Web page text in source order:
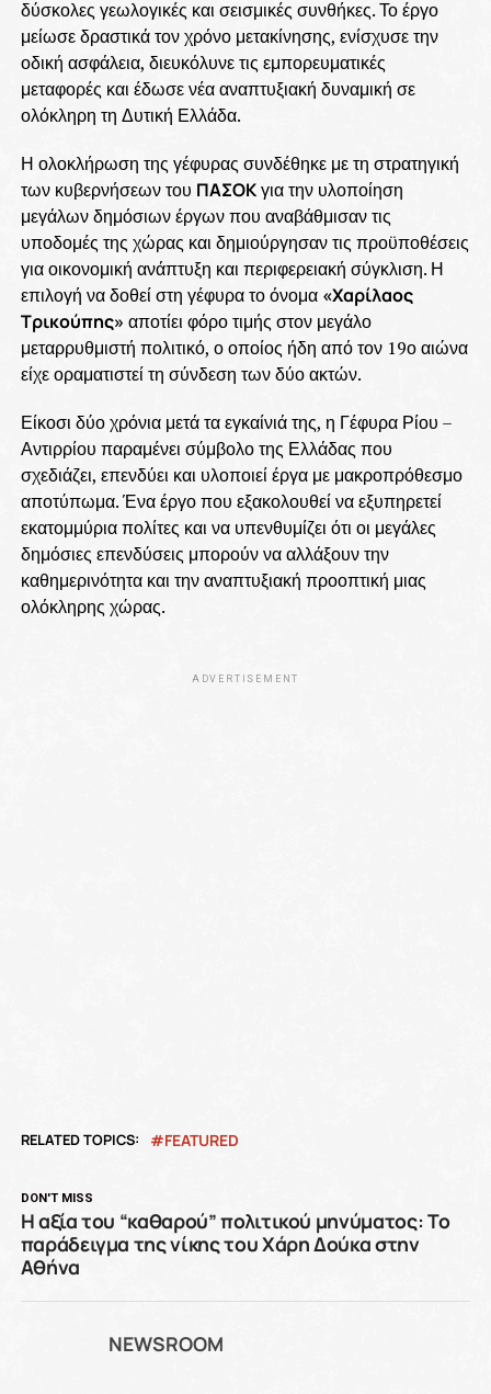
δύσκολες γεωλογικές και σεισμικές συνθήκες. Το έργο
μείωσε δραστικά τον χρόνο μετακίνησης, ενίσχυσε την
οδική ασφάλεια, διευκόλυνε τις εμπορευματικές
μεταφορές και έδωσε νέα αναπτυξιακή δυναμική σε
ολόκληρη τη Δυτική Ελλάδα.
Η ολοκλήρωση της γέφυρας συνδέθηκε με τη στρατηγική
των κυβερνήσεων του ΠΑΣΟΚγια την υλοποίηση
μεγάλων δημόσιων έργων που αναβάθμισαν τις
υποδομές της χώρας και δημιούργησαν τις προϋποθέσεις
για οικονομική ανάπτυξη και περιφερειακή σύγκλιση. Η
επιλογή να δοθεί στη γέφυρα το όνομα «Χαρίλαος
Τρικούπης» αποτίει φόρο τιμής στον μεγάλο
μεταρρυθμιστή πολιτικό, ο οποίος ήδη από τον 19ο αιώνα
είχε οραματιστεί τη σύνδεση των δύο ακτών.
Είκοσι δύο χρόνια μετά τα εγκαίνιά της, η Γέφυρα Ρίου –
Αντιρρίου παραμένει σύμβολο της Ελλάδας που
σχεδιάζει, επενδύει και υλοποιεί έργα με μακροπρόθεσμο
αποτύπωμα. Ένα έργο που εξακολουθεί να εξυπηρετεί
εκατομμύρια πολίτες και να υπενθυμίζει ότι οι μεγάλες
δημόσιες επενδύσεις μπορούν να αλλάξουν την
καθημερινότητα και την αναπτυξιακή προοπτική μιας
ολόκληρης χώρας.
ADVERTISEMENT
RELATED TOPICS: FEATURED
DON'T MISS
Η αξία του “καθαρού” πολιτικού μηνύματος: Το
παράδειγμα της νίκης του Χάρη Δούκα στην
Αθήνα
NEWSROOM